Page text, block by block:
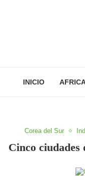
INICIO
Corea del Sur
Cinco ciudades